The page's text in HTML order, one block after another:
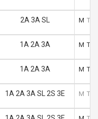
2A 3A SL M T
1A 2A 3A M T
1A 2A 3A M T
1A 2A 3A SL 2S 3E M T